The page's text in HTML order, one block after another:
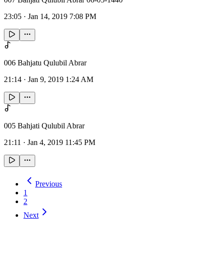
23:05 · Jan 14, 2019 7:08 PM
006 Bahjatu Qulubil Abrar
21:14 · Jan 9, 2019 1:24 AM
005 Bahjati Qulubil Abrar
21:11 · Jan 4, 2019 11:45 PM
Previous
1
2
Next